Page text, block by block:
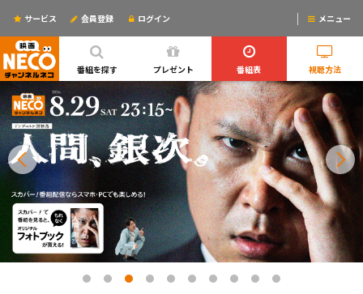
番組を探す プレゼント 番組表 視聴方法
サービス 会員登録 ログイン メニュー
ログインするとリマインドメールが使えるYO!